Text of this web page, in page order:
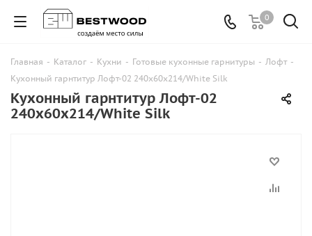
0
Главная - Каталог - Кухни - Готовые кухонные гарнитуры - Лофт -
Кухонный гарнтитур Лофт-02 240х60х214/White Silk
Кухонный гарнтитур Лофт-02
240х60х214/White Silk